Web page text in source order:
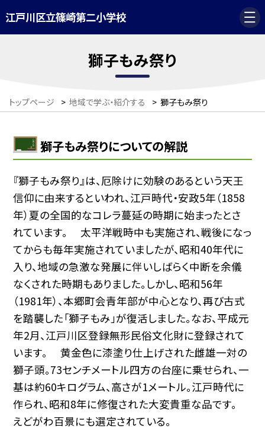
江戸川区立篠崎第二小学校
獅子もみ祭り
トップページ > 地域で学ぶ・紹介する > 獅子もみ祭り
獅子もみ祭りについての解説
『獅子もみ祭り』は、厄除けに効験のあるという天王
信仰に由来するといわれ、江戸時代・安政5年（1858
年）夏の全国的なコレラ蔓延の時期に始まったとさ
れています。 太平洋戦時中も実施され、戦後になっ
てからも毎年実施されていましたが、昭和40年代に
入り、地域の急激な発展に伴いしばらく中断を余儀
なくされた時期もありました。しかし、昭和56年
（1981年）、本郷町会青年部が中心となり、再び古式
を踏襲した「獅子もみ」が復活しました。なお、平成元
年2月、江戸川区登録無形民俗文化財に登録されて
います。 黄金色に漆塗り仕上げされた雌雄一対の
獅子頭。73センチメートル四方の台座に乗せられ、一
基は約60キログラム、高さが1メートル。江戸時代に
作られ、昭和8年に修復された大変貴重な品です。
えどがわ百景にも選定されている。